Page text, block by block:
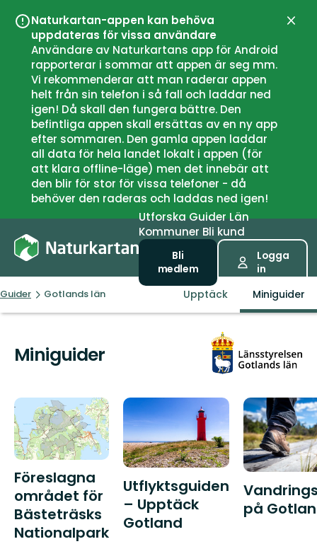
Naturkartan-appen kan behöva
uppdateras för vissa användare
Användare av Naturkartans app för Android
rapporterar i sommar att appen är seg mm.
Vi rekommenderar att man raderar appen
helt från sin telefon i så fall och laddar ned
igen! Då skall den fungera bättre. Den
befintliga appen skall ersättas av en ny app
efter sommaren. Den gamla appen laddar
all data för hela landet lokalt i appen (för
att klara offline-läge) men det innebär att
den blir för stor för vissa telefoner - då
behöver den raderas och laddas ned igen!
UtforskaGuiderLän
Kommuner Bli kund
Bli
medlem
Logga
in
Guider Gotlands län Upptäck Miniguider
Miniguider
Föreslagna
området för
Bästeträsks
Nationalpark
Utflyktsguiden
– Upptäck
Gotland
på